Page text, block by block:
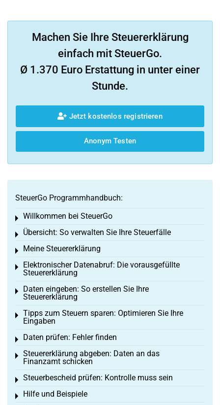
Machen Sie Ihre Steuererklärung
einfach mit SteuerGo.
Ø 1.370 Euro Erstattung in unter einer
Stunde.
Jetzt kostenlos registrieren
Anonym Testen
SteuerGo Programmhandbuch:
Willkommen bei SteuerGo
Toggle menu
Übersicht: So verwalten Sie Ihre Steuerfälle
Toggle menu
Meine Steuererklärung
Toggle menu
Elektronischer Datenabruf: Die vorausgefüllte
Steuererklärung
Toggle menu
Daten eingeben: So erstellen Sie Ihre
Steuererklärung
Toggle menu
Tipps zum Steuern sparen: Optimieren Sie Ihre
Eingaben
Toggle menu
Daten prüfen: Fehler finden
Toggle menu
Steuererklärung abgeben: Daten an das
Finanzamt schicken
Toggle menu
Steuerbescheid prüfen: Kontrolle muss sein
Toggle menu
Hilfe und Beispiele
Toggle menu